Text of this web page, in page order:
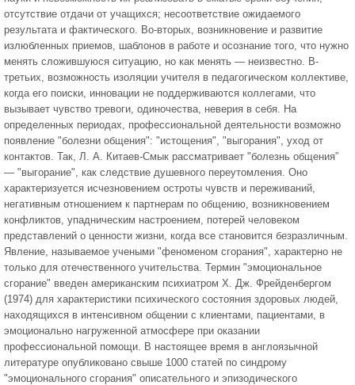
отсутствие отдачи от учащихся; несоответствие ожидаемого
результата и фактического. Во-вторых, возникновение и развитие
излюбленных приемов, шаблонов в работе и осознание того, что нужно
менять сложившуюся ситуацию, но как менять — неизвестно. В-
третьих, возможность изоляции учителя в педагогическом коллективе,
когда его поиски, инновации не поддерживаются коллегами, что
вызывает чувство тревоги, одиночества, неверия в себя. На
определенных периодах, профессиональной деятельности возможно
появление "болезни общения": "истощения", "выгорания", уход от
контактов. Так, Л. А. Китаев-Смык рассматривает "болезнь общения”
— "выгорание", как следствие душевного переутомления. Оно
характеризуется исчезновением остроты чувств и переживаний,
негативным отношением к партнерам по общению, возникновением
конфликтов, упадническим настроением, потерей человеком
представлений о ценности жизни, когда все становится безразличным.
Явление, называемое учеными "феноменом сгорания", характерно не
только для отечественного учительства. Термин "эмоциональное
сгорание" введен американским психиатром Х. Дж. Фрейденбергом
(1974) для характеристики психического состояния здоровых людей,
находящихся в интенсивном общении с клиентами, пациентами, в
эмоционально нагруженной атмосфере при оказании
профессиональной помощи. В настоящее время в англоязычной
литературе опубликовано свыше 1000 статей по синдрому
"эмоционального сгорания" описательного и эпизодического